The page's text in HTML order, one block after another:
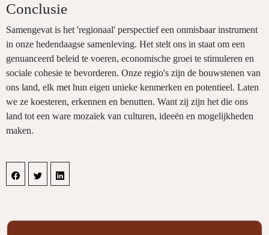
Conclusie
Samengevat is het 'regionaal' perspectief een onmisbaar instrument
in onze hedendaagse samenleving. Het stelt ons in staat om een
genuanceerd beleid te voeren, economische groei te stimuleren en
sociale cohesie te bevorderen. Onze regio's zijn de bouwstenen van
ons land, elk met hun eigen unieke kenmerken en potentieel. Laten
we ze koesteren, erkennen en benutten. Want zij zijn het die ons
land tot een ware mozaïek van culturen, ideeën en mogelijkheden
maken.